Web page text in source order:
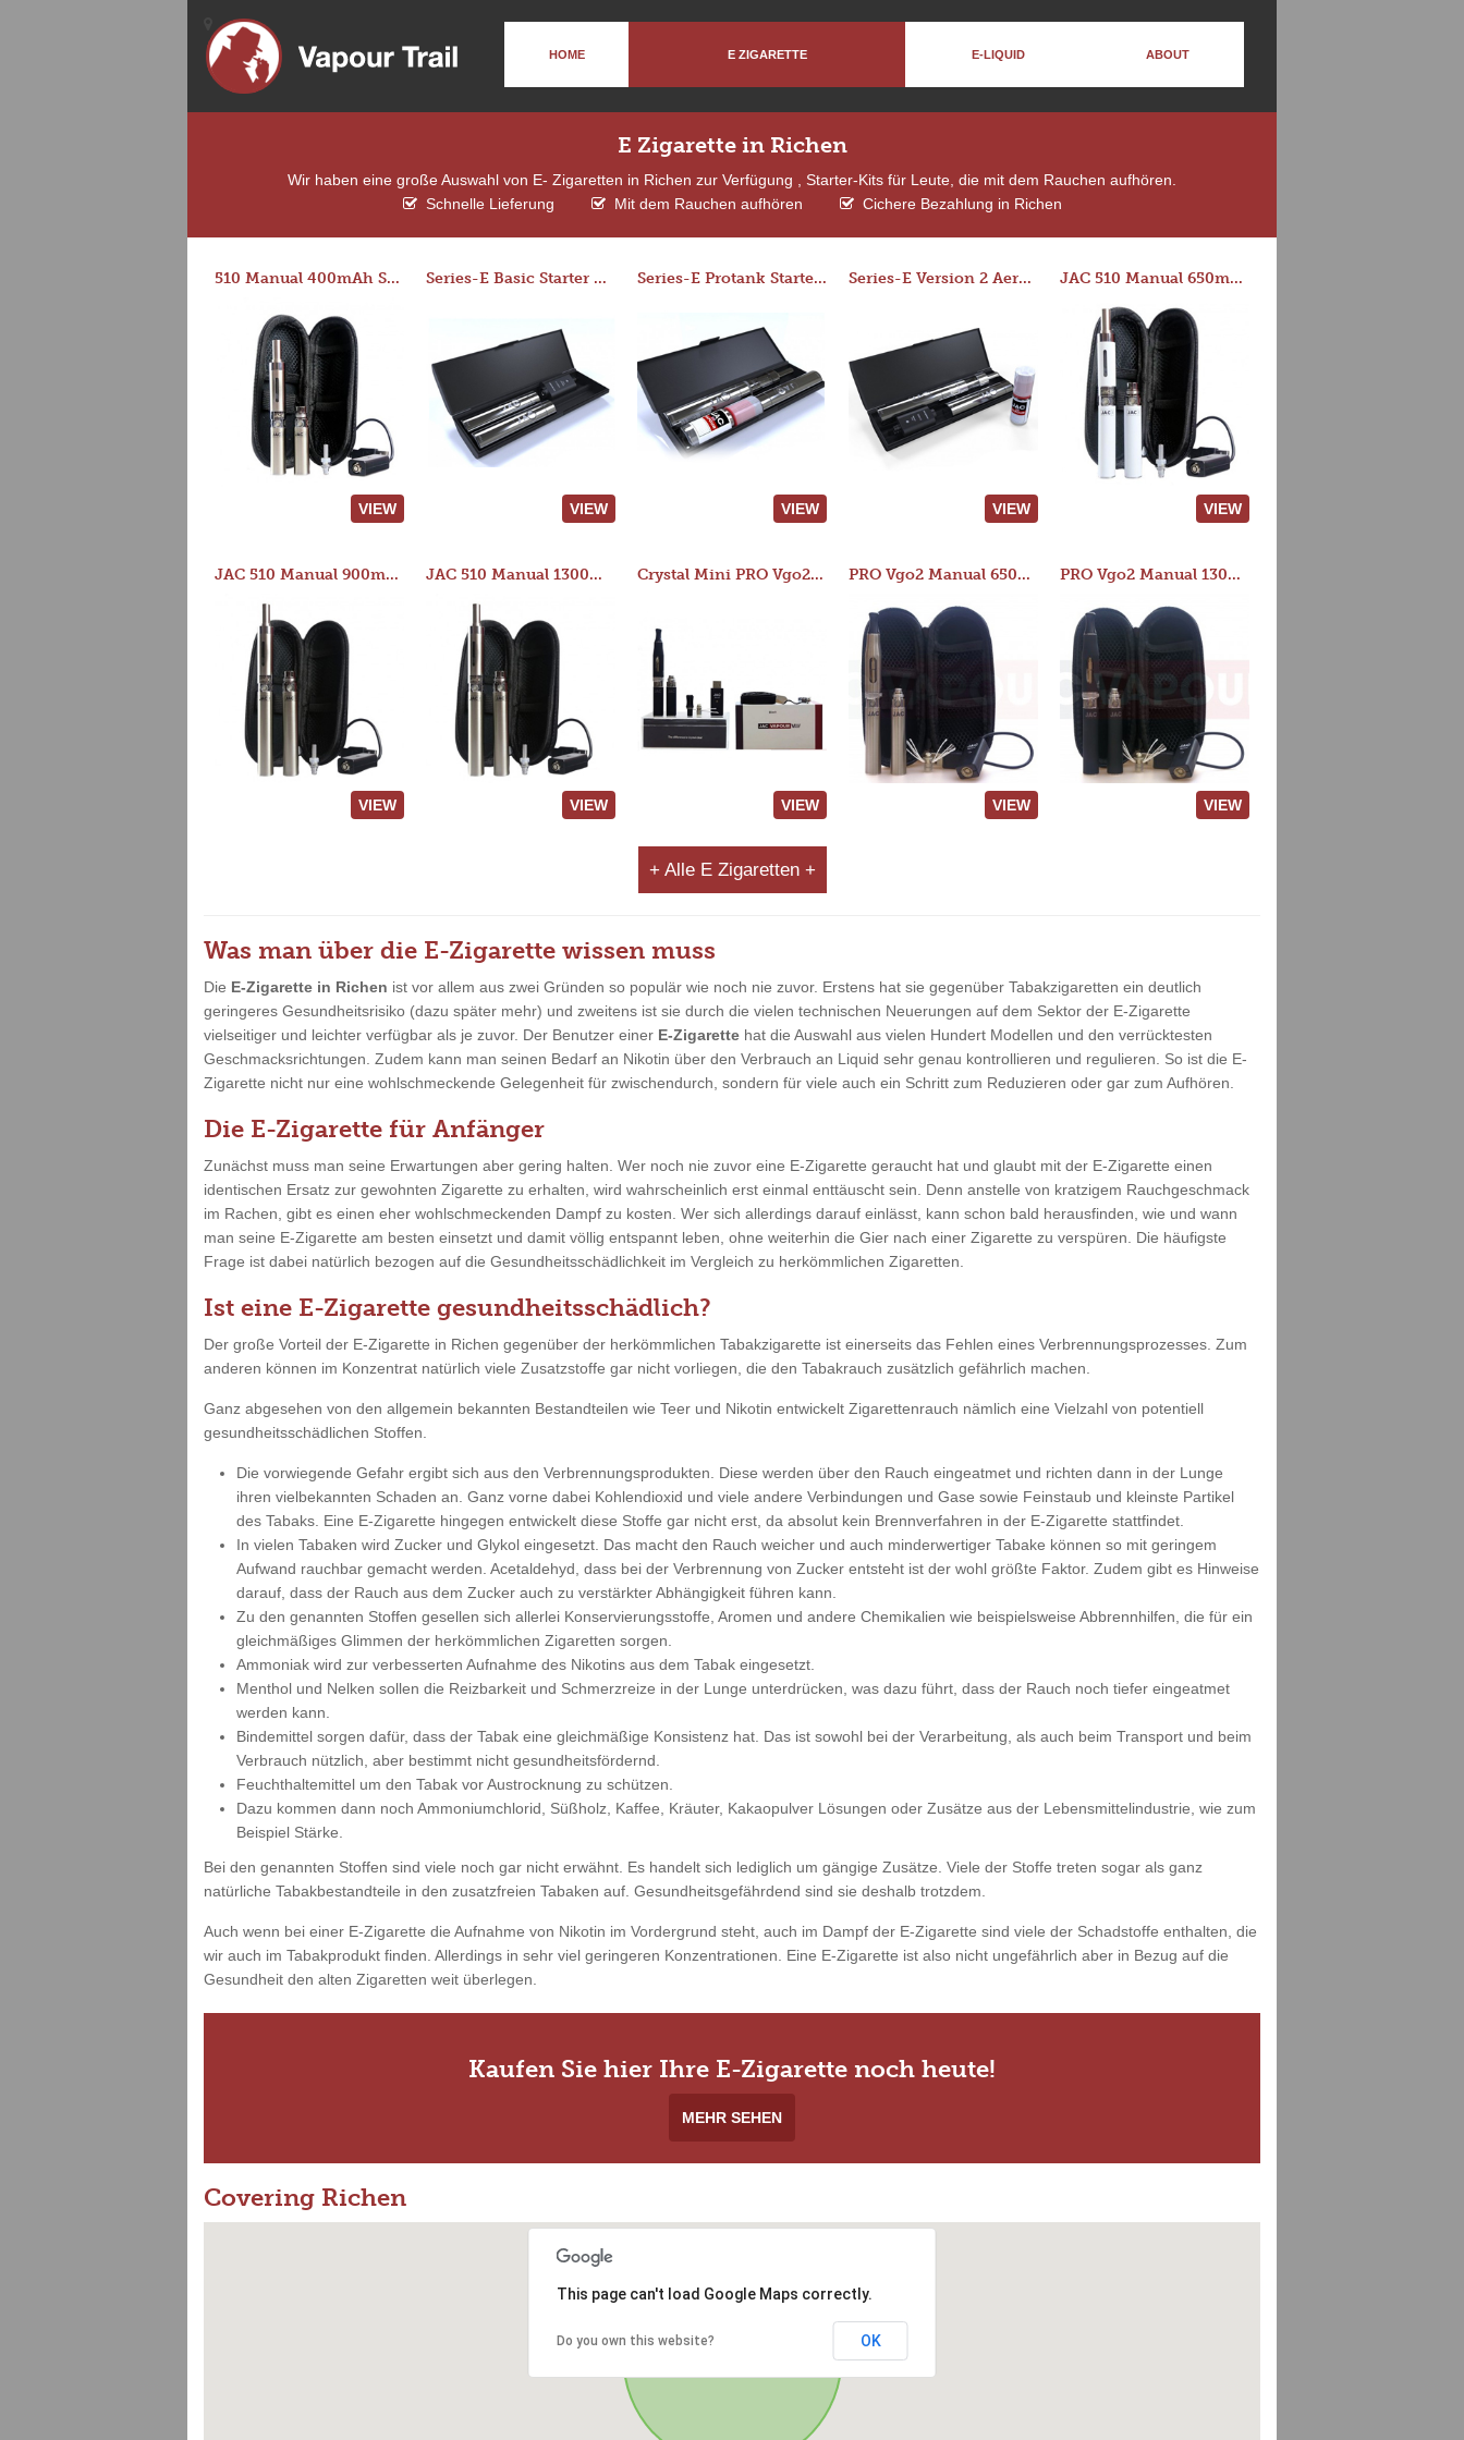
HOME E ZIGARETTE E-LIQUID ABOUT
E Zigarette in Richen
Wir haben eine große Auswahl von E- Zigaretten in Richen zur Verfügung , Starter-Kits für Leute, die mit dem Rauchen aufhören.
Schnelle Lieferung
Mit dem Rauchen aufhören Cichere Bezahlung in Richen
510 Manual 400mAh Starter Kit
VIEW
Series-E Basic Starter Kit (No Tank)
VIEW
Series-E Protank Starter Kit
VIEW
Series-E Version 2 Aero Tank Starter Kit
VIEW
JAC 510 Manual 650mAh Starter Kit
VIEW
JAC 510 Manual 900mAh Starter Kit
VIEW
JAC 510 Manual 1300mAh Starter Kit
VIEW
Crystal Mini PRO Vgo2 Manual 400mAh Kit
VIEW
PRO Vgo2 Manual 650mAh Kit
VIEW
PRO Vgo2 Manual 1300mAh Kit
VIEW
+ Alle E Zigaretten +
Was man über die E-Zigarette wissen muss
Die E-Zigarette in Richen ist vor allem aus zwei Gründen so populär wie noch nie zuvor. Erstens hat sie gegenüber Tabakzigaretten ein deutlich
geringeres Gesundheitsrisiko (dazu später mehr) und zweitens ist sie durch die vielen technischen Neuerungen auf dem Sektor der E-Zigarette
vielseitiger und leichter verfügbar als je zuvor. Der Benutzer einer E-Zigarette hat die Auswahl aus vielen Hundert Modellen und den verrücktesten
Geschmacksrichtungen. Zudem kann man seinen Bedarf an Nikotin über den Verbrauch an Liquid sehr genau kontrollieren und regulieren. So ist die E-
Zigarette nicht nur eine wohlschmeckende Gelegenheit für zwischendurch, sondern für viele auch ein Schritt zum Reduzieren oder gar zum Aufhören.
Die E-Zigarette für Anfänger
Zunächst muss man seine Erwartungen aber gering halten. Wer noch nie zuvor eine E-Zigarette geraucht hat und glaubt mit der E-Zigarette einen
identischen Ersatz zur gewohnten Zigarette zu erhalten, wird wahrscheinlich erst einmal enttäuscht sein. Denn anstelle von kratzigem Rauchgeschmack
im Rachen, gibt es einen eher wohlschmeckenden Dampf zu kosten. Wer sich allerdings darauf einlässt, kann schon bald herausfinden, wie und wann
man seine E-Zigarette am besten einsetzt und damit völlig entspannt leben, ohne weiterhin die Gier nach einer Zigarette zu verspüren. Die häufigste
Frage ist dabei natürlich bezogen auf die Gesundheitsschädlichkeit im Vergleich zu herkömmlichen Zigaretten.
Ist eine E-Zigarette gesundheitsschädlich?
Der große Vorteil der E-Zigarette in Richen gegenüber der herkömmlichen Tabakzigarette ist einerseits das Fehlen eines Verbrennungsprozesses. Zum
anderen können im Konzentrat natürlich viele Zusatzstoffe gar nicht vorliegen, die den Tabakrauch zusätzlich gefährlich machen.
Ganz abgesehen von den allgemein bekannten Bestandteilen wie Teer und Nikotin entwickelt Zigarettenrauch nämlich eine Vielzahl von potentiell
gesundheitsschädlichen Stoffen.
Die vorwiegende Gefahr ergibt sich aus den Verbrennungsprodukten. Diese werden über den Rauch eingeatmet und richten dann in der Lunge
ihren vielbekannten Schaden an. Ganz vorne dabei Kohlendioxid und viele andere Verbindungen und Gase sowie Feinstaub und kleinste Partikel
des Tabaks. Eine E-Zigarette hingegen entwickelt diese Stoffe gar nicht erst, da absolut kein Brennverfahren in der E-Zigarette stattfindet.
In vielen Tabaken wird Zucker und Glykol eingesetzt. Das macht den Rauch weicher und auch minderwertiger Tabake können so mit geringem
Aufwand rauchbar gemacht werden. Acetaldehyd, dass bei der Verbrennung von Zucker entsteht ist der wohl größte Faktor. Zudem gibt es Hinweise
darauf, dass der Rauch aus dem Zucker auch zu verstärkter Abhängigkeit führen kann.
Zu den genannten Stoffen gesellen sich allerlei Konservierungsstoffe, Aromen und andere Chemikalien wie beispielsweise Abbrennhilfen, die für ein
gleichmäßiges Glimmen der herkömmlichen Zigaretten sorgen.
Ammoniak wird zur verbesserten Aufnahme des Nikotins aus dem Tabak eingesetzt.
Menthol und Nelken sollen die Reizbarkeit und Schmerzreize in der Lunge unterdrücken, was dazu führt, dass der Rauch noch tiefer eingeatmet
werden kann.
Bindemittel sorgen dafür, dass der Tabak eine gleichmäßige Konsistenz hat. Das ist sowohl bei der Verarbeitung, als auch beim Transport und beim
Verbrauch nützlich, aber bestimmt nicht gesundheitsfördernd.
Feuchthaltemittel um den Tabak vor Austrocknung zu schützen.
Dazu kommen dann noch Ammoniumchlorid, Süßholz, Kaffee, Kräuter, Kakaopulver Lösungen oder Zusätze aus der Lebensmittelindustrie, wie zum
Beispiel Stärke.
Bei den genannten Stoffen sind viele noch gar nicht erwähnt. Es handelt sich lediglich um gängige Zusätze. Viele der Stoffe treten sogar als ganz
natürliche Tabakbestandteile in den zusatzfreien Tabaken auf. Gesundheitsgefährdend sind sie deshalb trotzdem.
Auch wenn bei einer E-Zigarette die Aufnahme von Nikotin im Vordergrund steht, auch im Dampf der E-Zigarette sind viele der Schadstoffe enthalten, die
wir auch im Tabakprodukt finden. Allerdings in sehr viel geringeren Konzentrationen. Eine E-Zigarette ist also nicht ungefährlich aber in Bezug auf die
Gesundheit den alten Zigaretten weit überlegen.
Kaufen Sie hier Ihre E-Zigarette noch heute!
MEHR SEHEN
Covering Richen
This page can't load Google Maps correctly.
Do you own this website? OK